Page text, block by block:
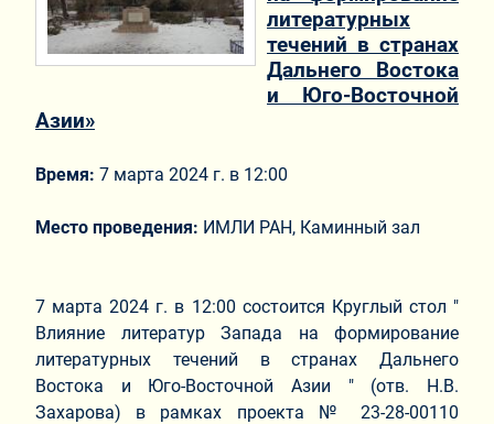
литературных
течений в странах
Дальнего Востока
и Юго-Восточной
Азии»
Время: 7 марта 2024 г. в 12:00
Место проведения: ИМЛИ РАН, Каминный зал
7 марта 2024 г. в 12:00 состоится Круглый стол "
Влияние литератур Запада на формирование
литературных течений в странах Дальнего
Востока и Юго-Восточной Азии " (отв. Н.В.
Захарова) в рамках проекта № 23-28-00110